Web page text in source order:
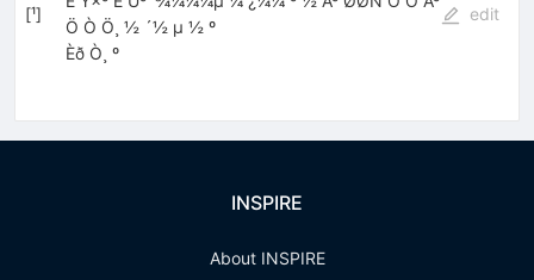
[¹]
Ö Ò Ö¸ ½ ´½ µ ½ º
Èð Ò¸ º
edit
INSPIRE
About INSPIRE